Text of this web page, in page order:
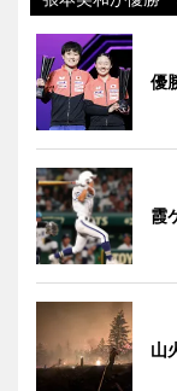
優
霞
山